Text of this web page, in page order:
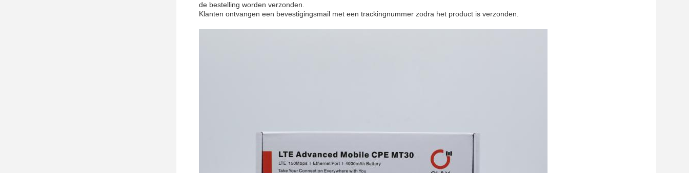
de bestelling worden verzonden.
Klanten ontvangen een bevestigingsmail met een trackingnummer zodra het product is verzonden.